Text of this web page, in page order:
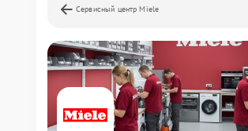
Сервисный центр Miele